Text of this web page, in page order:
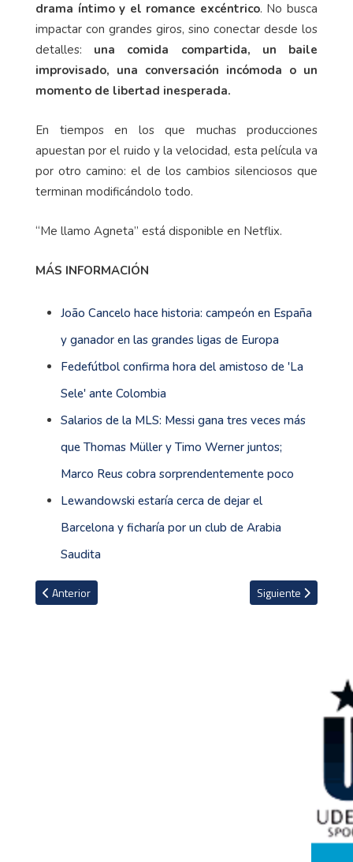
drama íntimo y el romance excéntrico. No busca
impactar con grandes giros, sino conectar desde los
detalles: una comida compartida, un baile
improvisado, una conversación incómoda o un
momento de libertad inesperada.
En tiempos en los que muchas producciones
apuestan por el ruido y la velocidad, esta película va
por otro camino: el de los cambios silenciosos que
terminan modificándolo todo.
“Me llamo Agneta” está disponible en Netflix.
MÁS INFORMACIÓN
João Cancelo hace historia: campeón en España
y ganador en las grandes ligas de Europa
Fedefútbol confirma hora del amistoso de 'La
Sele' ante Colombia
Salarios de la MLS: Messi gana tres veces más
que Thomas Müller y Timo Werner juntos;
Marco Reus cobra sorprendentemente poco
Lewandowski estaría cerca de dejar el
Barcelona y ficharía por un club de Arabia
Saudita
Artículo anterior: Futbolista uruguayo es agredido en Turquía por
Anterior Artículo siguiente:
Siguiente